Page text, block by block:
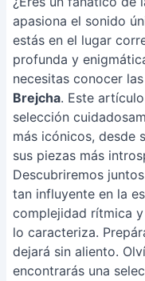
apasiona el sonido
estás en el lugar
profunda y
necesitas conocer las
Brejcha. Este
selección
más icónicos, desde
sus piezas más
Descubriremos
tan influyente en la
complejidad rítmica
lo caracteriza.
dejará sin aliento.
encontrarás una